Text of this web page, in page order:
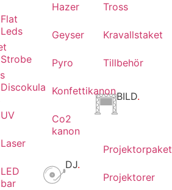
Flat
Leds
Strobe
Discokula
UV
Laser
LED
bar
Hazer
Geyser
Pyro
Konfettikanon
Co2
kanon
DJ.
Tross
Kravallstaket
Tillbehör
BILD.
Projektorpaket
Projektorer